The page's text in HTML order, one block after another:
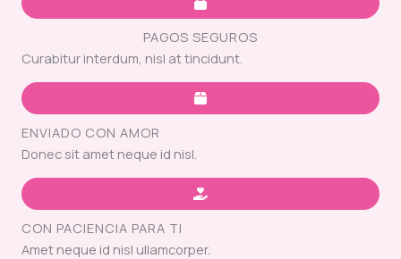
PAGOS SEGUROS
Curabitur interdum, nisl at tincidunt.
ENVIADO CON AMOR
Donec sit amet neque id nisl.
CON PACIENCIA PARA TI
Amet neque id nisl ullamcorper.